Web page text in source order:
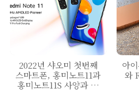
2022년 샤오미 첫번째
스마트폰, 홍미노트11과
홍미노트11S 사양과 할
아
와